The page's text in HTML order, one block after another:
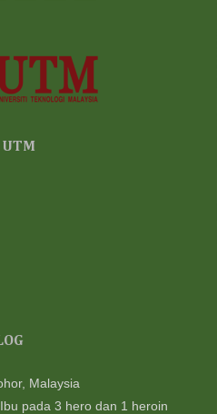
UTM
Malaysia
pada 3 hero dan 1 heroin